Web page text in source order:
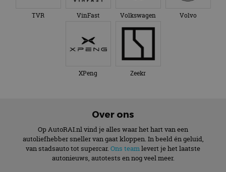
TVR VinFast Volkswagen Volvo
XPeng Zeekr
Over ons
Op AutoRAI.nl vind je alles waar het hart van een
autoliefhebber sneller van gaat kloppen. In beeld én geluid,
van stadsauto tot supercar. Ons team levert je het laatste
autonieuws, autotests en nog veel meer.